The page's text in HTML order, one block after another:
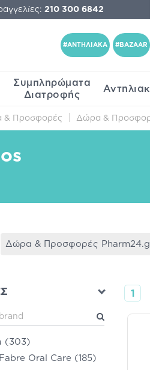
210 300 6842
#ΑΝΤΗΛΙΑΚΑ #BAZAAR
Συμπληρώματα
Διατροφής
& Προσφορές Δώρα &
Δώρα & Προσφορές
(303)
Oral Care (185)
1